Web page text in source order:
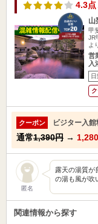
4.3点
山
甲
JR
よ
営
入
日
クーポン ビジター入館
通常1,390円 →
匿名
露天の湯質が
の湯も風が吹
関連情報から探す